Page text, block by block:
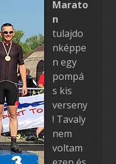
Marato
n
tulajdo
nképpe
n egy
pompá
s kis
verseny
! Tavaly
nem
voltam